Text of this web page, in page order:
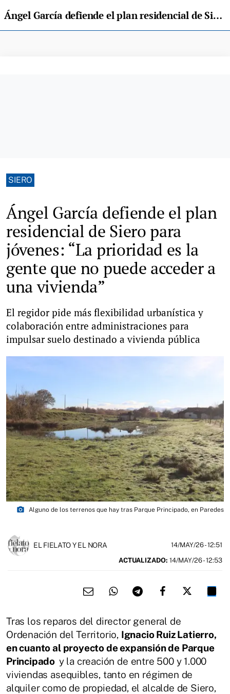
Ángel García defiende el plan residencial de Siero para jóvenes: “La prioridad es la gente que no puede acceder a una vivienda”
SIERO
Ángel García defiende el plan
residencial de Siero para
jóvenes: “La prioridad es la
gente que no puede acceder a
una vivienda”
El regidor pide más flexibilidad urbanística y
colaboración entre administraciones para
impulsar suelo destinado a vivienda pública
photo_camera Alguno de los terrenos que hay tras Parque Principado, en Paredes
EL FIELATO Y EL NORA 14/MAY/26- 12:51
ACTUALIZADO: 14/MAY/26 - 12:53
Tras los reparos del director general de
Ordenación del Territorio, Ignacio Ruiz Latierro,
en cuanto al proyecto de expansión de Parque
Principado y la creación de entre 500 y 1.000
viviendas asequibles, tanto en régimen de
alquiler como de propiedad, el alcalde de Siero,